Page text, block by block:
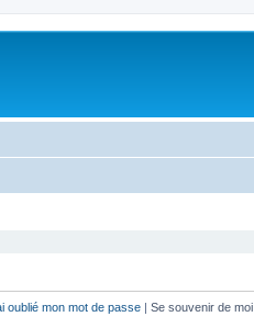
oublié mon mot de passe | Se souvenir de moi